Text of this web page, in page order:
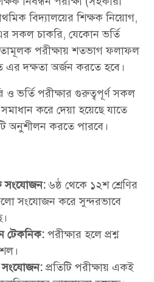
বিদ্যালয়ের শিক্ষক নিয়োগ,
সকল চাকরি, যেকোন ভর্তি
পরীক্ষায় শতভাগ ফলাফল
দক্ষতা অর্জন করতে হবে।
ও ভর্তি পরীক্ষার গুরুত্বপূর্ণ সকল
করে দেয়া হয়েছে যাতে
অনুশীলন করতে পারবে।
সংযোজন:৬ষ্ঠ থেকে ১২শ শ্রেণির
সংযোজন করে সুন্দরভাবে
টেকনিক: পরীক্ষার হলে প্রশ্ন
সংযোজন: প্রতিটি পরীক্ষায় একই